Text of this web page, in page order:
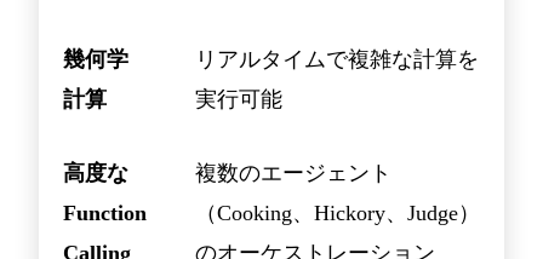
幾何学
計算
リアルタイムで複雑な計算を
実行可能
高度な
Function
Calling
複数のエージェント
（Cooking、Hickory、Judge）
のオーケストレーション